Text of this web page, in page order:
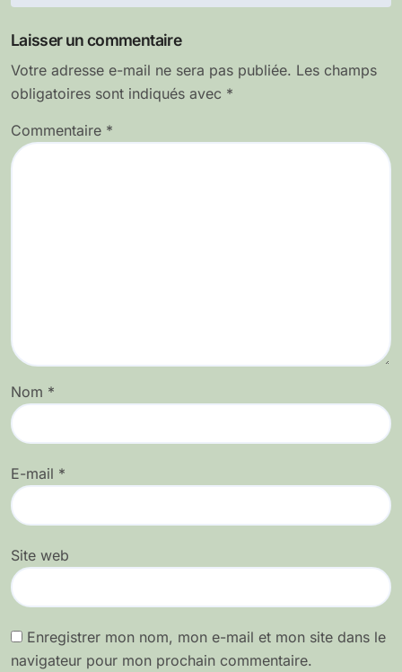
l’article
Laisser un commentaire
Votre adresse e-mail ne sera pas publiée. Les champs
obligatoires sont indiqués avec *
Commentaire *
Nom *
E-mail *
Site web
Enregistrer mon nom, mon e-mail et mon site dans le
navigateur pour mon prochain commentaire.